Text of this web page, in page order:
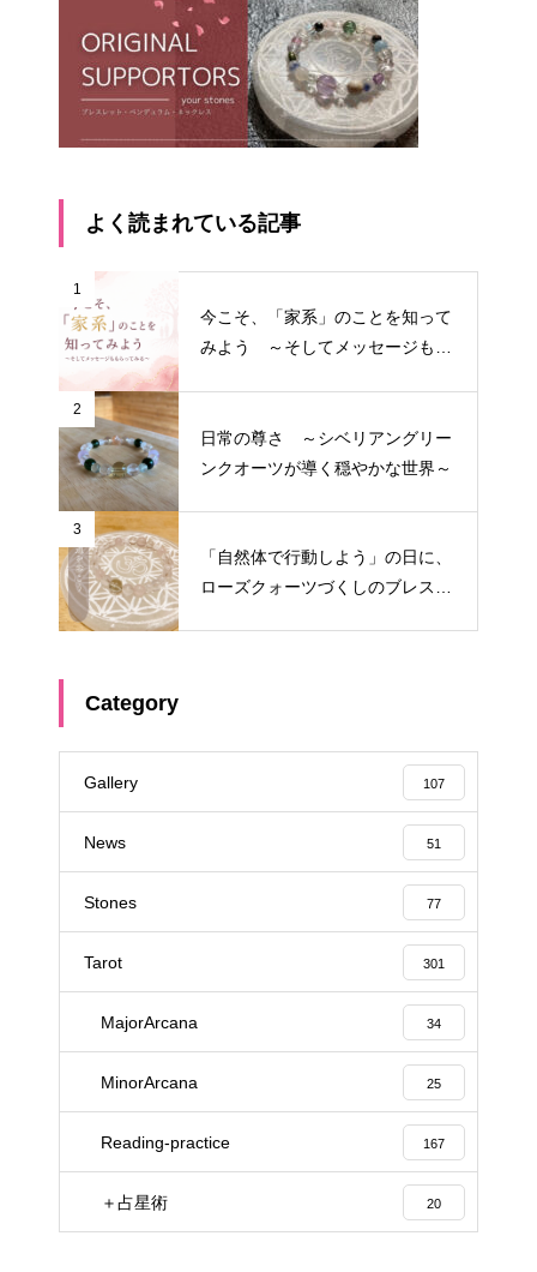
よく読まれている記事
1
今こそ、「家系」のことを知って
みよう ～そしてメッセージもも
2
日常の尊さ ～シベリアングリー
ンクオーツが導く穏やかな世界～
3
「自然体で行動しよう」の日に、
ローズクォーツづくしのブレスを
Category
Gallery 107
News 51
Stones 77
Tarot 301
MajorArcana 34
MinorArcana 25
Reading-practice 167
＋占星術 20